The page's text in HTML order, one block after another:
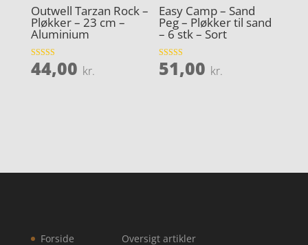
Outwell Tarzan Rock –
Pløkker – 23 cm –
Aluminium
Vurderet
4.2
44,00 kr.
Easy Camp – Sand
Peg – Pløkker til sand
– 6 stk – Sort
Vurderet
5
51,00 kr.
Forside
Oversigt artikler